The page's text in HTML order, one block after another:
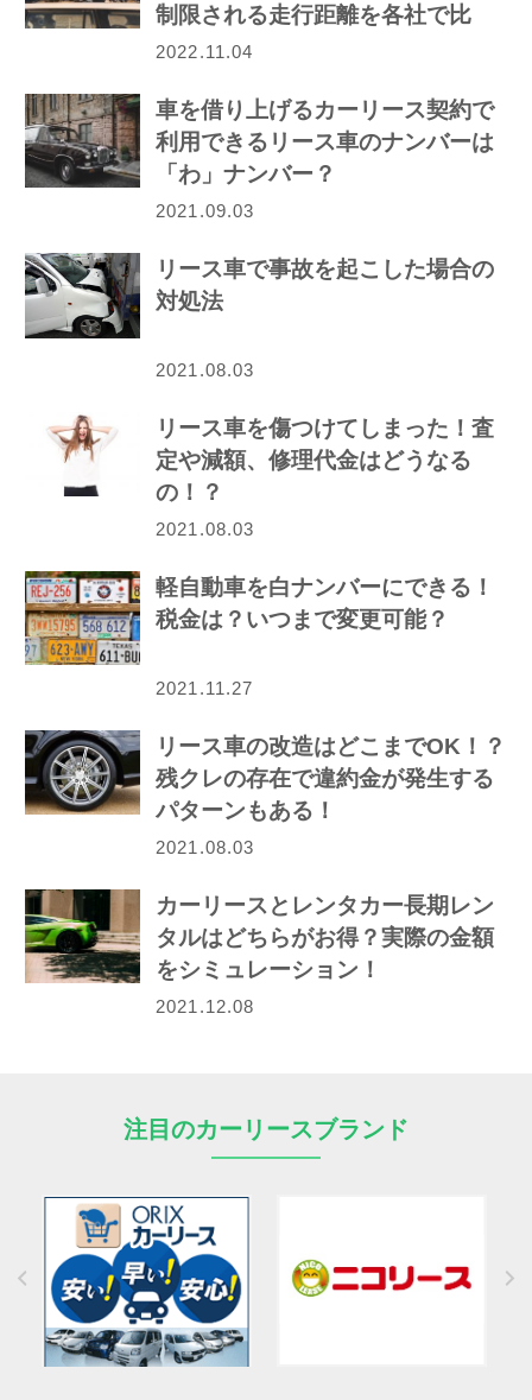
制限される走行距離を各社で比
較！
2022.11.04
車を借り上げるカーリース契約で
利用できるリース車のナンバーは
「わ」ナンバー？
2021.09.03
リース車で事故を起こした場合の
対処法
2021.08.03
リース車を傷つけてしまった！査
定や減額、修理代金はどうなる
の！？
2021.08.03
軽自動車を白ナンバーにできる！
税金は？いつまで変更可能？
2021.11.27
リース車の改造はどこまでOK！？
残クレの存在で違約金が発生する
パターンもある！
2021.08.03
カーリースとレンタカー長期レン
タルはどちらがお得？実際の金額
をシミュレーション！
2021.12.08
注目のカーリースブランド